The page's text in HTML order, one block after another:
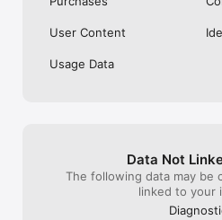
User Content
Usage Data
Data Not
The following data may be
linked to your